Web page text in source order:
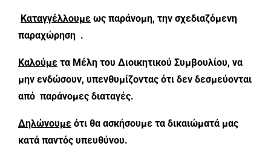
Καταγγέλλουμε ως παράνομη, την σχεδιαζόμενη
παραχώρηση .
Καλούμε τα Μέλη του Διοικητικού Συμβουλίου, να
μην ενδώσουν, υπενθυμίζοντας ότι δεν δεσμεύονται
από παράνομες διαταγές.
Δηλώνουμε ότι θα ασκήσουμε τα δικαιώματά μας
κατά παντός υπευθύνου.